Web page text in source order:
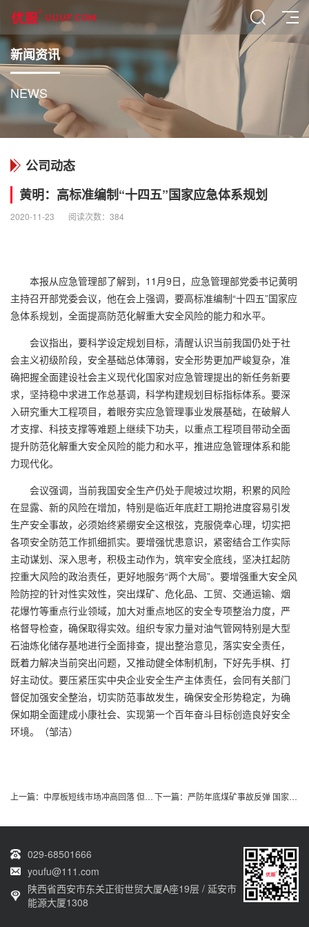
新闻资讯
NEWS
公司动态
黄明：高标准编制“十四五”国家应急体系规划
2020-11-23 阅读次数： 384
本报从应急管理部了解到，11月9日，应急管理部党委书记黄明
主持召开部党委会议，他在会上强调，要高标准编制“十四五”国家应
急体系规划，全面提高防范化解重大安全风险的能力和水平。
会议指出，要科学设定规划目标，清醒认识当前我国仍处于社
会主义初级阶段，安全基础总体薄弱，安全形势更加严峻复杂，准
确把握全面建设社会主义现代化国家对应急管理提出的新任务新要
求，坚持稳中求进工作总基调，科学构建规划目标指标体系。要深
入研究重大工程项目，着眼夯实应急管理事业发展基础，在破解人
才支撑、科技支撑等难题上继续下功夫，以重点工程项目带动全面
提升防范化解重大安全风险的能力和水平，推进应急管理体系和能
力现代化。
会议强调，当前我国安全生产仍处于爬坡过坎期，积累的风险
在显露、新的风险在增加，特别是临近年底赶工期抢进度容易引发
生产安全事故，必须始终紧绷安全这根弦，克服侥幸心理，切实把
各项安全防范工作抓细抓实。要增强忧患意识，紧密结合工作实际
主动谋划、深入思考，积极主动作为，筑牢安全底线，坚决扛起防
控重大风险的政治责任，更好地服务“两个大局”。要增强重大安全风
险防控的针对性实效性，突出煤矿、危化品、工贸、交通运输、烟
花爆竹等重点行业领域，加大对重点地区的安全专项整治力度，严
格督导检查，确保取得实效。组织专家力量对油气管网特别是大型
石油炼化储存基地进行全面排查，提出整治意见，落实安全责任，
既着力解决当前突出问题，又推动健全体制机制，下好先手棋、打
好主动仗。要压紧压实中央企业安全生产主体责任，会同有关部门
督促加强安全整治，切实防范事故发生，确保安全形势稳定，为确
保如期全面建成小康社会、实现第一个百年奋斗目标创造良好安全
环境。（邹洁）
上一篇： 中厚板短线市场冲高回落 但远线行情依旧可期 下一篇： 严防年底煤矿事故反弹 国家煤监局召开全国煤矿
029-68501666
youfu@111.com
陕西省西安市东关正街世贸大厦A座19层 / 延安市
能源大厦1308